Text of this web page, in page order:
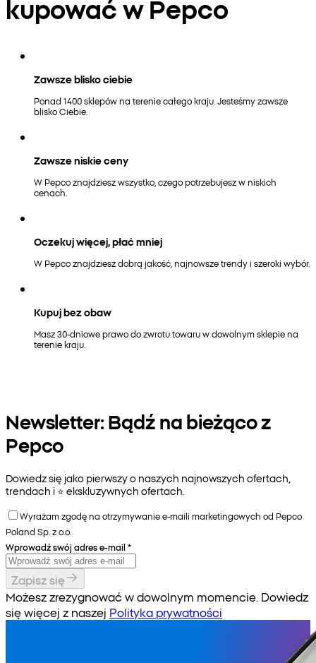
kupować w Pepco
Zawsze blisko ciebie
Ponad 1400 sklepów na terenie całego kraju. Jesteśmy zawsze
blisko Ciebie.
Zawsze niskie ceny
W Pepco znajdziesz wszystko, czego potrzebujesz w niskich
cenach.
Oczekuj więcej, płać mniej
W Pepco znajdziesz dobrą jakość, najnowsze trendy i szeroki wybór.
Kupuj bez obaw
Masz 30-dniowe prawo do zwrotu towaru w dowolnym sklepie na
terenie kraju.
Newsletter: Bądź na bieżąco z
Pepco
Dowiedz się jako pierwszy o naszych najnowszych ofertach,
trendach i ⭐️ ekskluzywnych ofertach.
Wyrażam zgodę na otrzymywanie e-maili marketingowych od Pepco
Poland Sp. z o.o.
Wprowadź swój adres e-mail *
Zapisz się
Możesz zrezygnować w dowolnym momencie. Dowiedz
się więcej z naszej Polityka prywatności